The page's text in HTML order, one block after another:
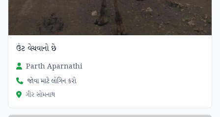
ઉંટ વેચવાનો છે
Parth Aparnathi
જોવા માટે લોગિન કરો
ગીર સોમનાથ